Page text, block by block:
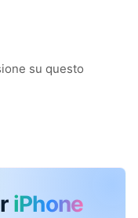
su questo
iPhone